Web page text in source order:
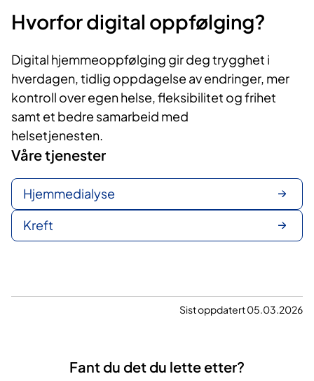
Hvorfor digital oppfølging?
Digital hjemmeoppfølging gir deg trygghet i
hverdagen, tidlig oppdagelse av endringer, mer
kontroll over egen helse, fleksibilitet og frihet
samt et bedre samarbeid med
helsetjenesten.
Våre tjenester
Hjemmedialyse
Kreft
Sist oppdatert 05.03.2026
Fant du det du lette etter?